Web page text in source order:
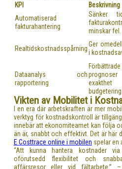
KPI
Beskrivning
Automatiserad
fakturahantering
Sänker
minskar fel.
Realtidskostnadsspårning
Ger
i
Dataanalys och
rapportering
Förbättrade
budgetering.
Vikten av Mobilitet i
I en era där arbetskraften är mer
verktyg för kostnadskontroll är
innebär att ekonomiteamet kan följa
än är, snabbt och effektivt. Det är här
E Costtrace online i mobilen spelar en
“Att kunna hantera kostnader
oförutsedd flexibilitet och
affärsresor eller vid fältarbete.” –